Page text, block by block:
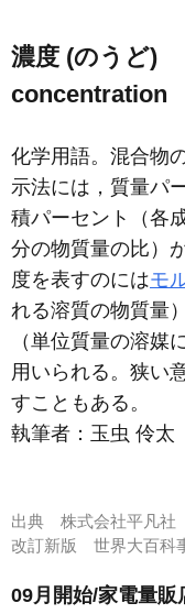
濃度 (のうど)
concentration
化学用語。混合物
示法には，質量パ
積パーセント（各
分の物質量の比）
度を表すのにはモ
れる溶質の物質量
（単位質量の溶媒
用いられる。狭い
すこともある。
執筆者： 玉虫 伶太
出典 株式会社平凡社
改訂新版 世界大百
09月開始/家電量販